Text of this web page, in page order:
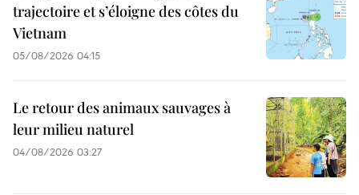
trajectoire et s’éloigne des côtes du
Vietnam
05/08/2026 04:15
Le retour des animaux sauvages à
leur milieu naturel
04/08/2026 03:27